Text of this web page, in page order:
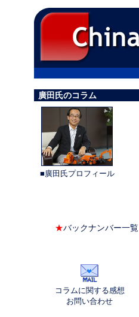
廣田氏のコラム
■廣田氏プロフィール
★バックナンバー一覧
コラムに関する感想
お問い合わせ